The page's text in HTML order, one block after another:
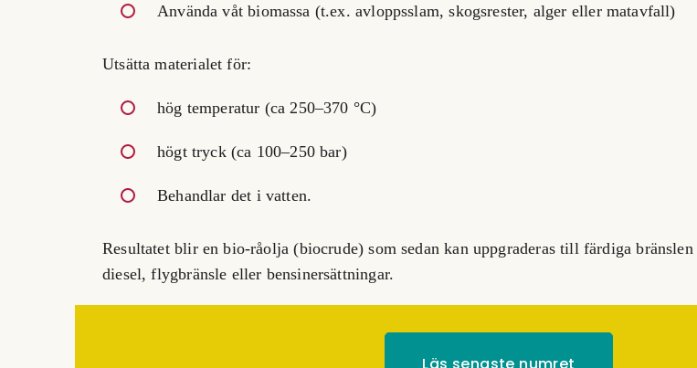
Använda våt biomassa (t.ex. avloppsslam, skogsrester, alger eller matavfall)
Utsätta materialet för:
hög temperatur (ca 250–370 °C)
högt tryck (ca 100–250 bar)
Behandlar det i vatten.
Resultatet blir en bio-råolja (biocrude) som sedan kan uppgraderas till färdiga bränslen
diesel, flygbränsle eller bensinersättningar.
Läs senaste numret